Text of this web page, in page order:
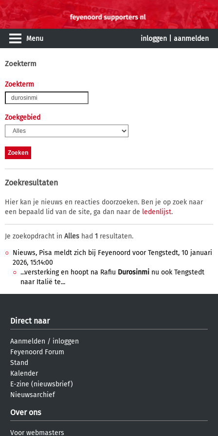
Menu inloggen aanmelden
Zoekterm
Zoekterm
Zoekgebied
Zoekresultaten
Hier kan je nieuws en reacties doorzoeken. Ben je op zoek naar
een bepaald lid van de site, ga dan naar de ledenlijst.
Je zoekopdracht in Alles had 1 resultaten.
Nieuws, Pisa meldt zich bij Feyenoord voor Tengstedt, 10 januari
2026, 15:14:00
...versterking en hoopt na Rafiu Durosinmi nu ook Tengstedt
naar Italië te...
Direct naar
Aanmelden / inloggen
Feyenoord Forum
Stand
Kalender
E-zine (nieuwsbrief)
Nieuwsarchief
Over ons
Voor webmasters